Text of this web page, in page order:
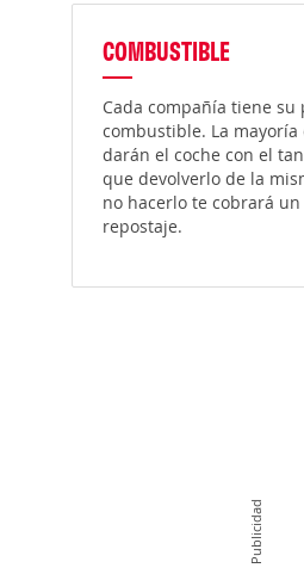
COMBUSTIBLE
Cada compañía tiene
combustible. La
darán el coche con el
que devolverlo de la
no hacerlo te cobrará
repostaje.
Publicidad